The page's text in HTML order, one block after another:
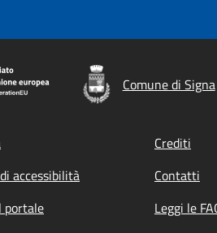
Comune di Signa
Crediti
accessibilità
Contatti
portale
Leggi le